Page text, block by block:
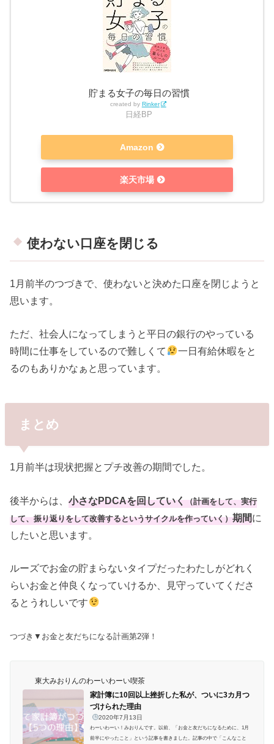
貯まる女子の毎日の習慣
created by Rinker
日経BP
Amazon
楽天市場
使わない口座を閉じる
1月前半のつづきで、使わないと決めた口座を閉じようと
思います。
ただ、社会人になってしまうと平日の銀行のやっている
時間に仕事をしているので難しくて
一日有給休暇をと
るのもありかなぁと思っています。
まとめ
1月前半は現状把握とプチ改善の期間でした。
後半からは、小さなPDCAを回していく（計画をして、実行
して、振り返りをして改善するというサイクルを作っていく）期間に
したいと思います。
ルーズでお金の貯まらないタイプだったわたしがどれく
らいお金と仲良くなっていけるか、見守っていてくださ
るとうれしいです
つづき▼お金と友だちになる計画第2弾！
東大みおりんのわーいわーい喫茶
家計簿に10回以上挫折した私が、ついに3カ月つ
づけられた理由
2020年7月13日
わーいわーい！みおりんです。以前、「お金と友だちになるために、1月
前半にやったこと」という記事を書きました。記事の中で「こんなこと